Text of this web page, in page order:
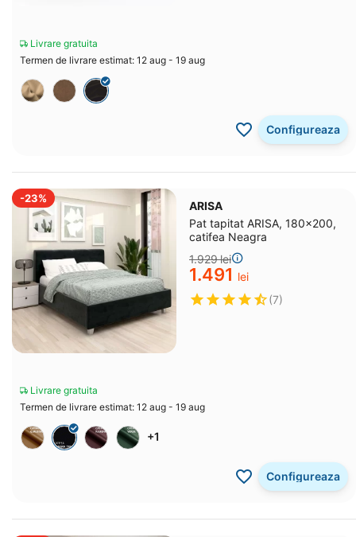
Livrare gratuita
Termen de livrare estimat: 12 aug - 19 aug
Configureaza
-23%
ARISA
Pat tapitat ARISA, 180x200,
catifea Neagra
1.929lei
1.491 lei
(7)
Livrare gratuita
Termen de livrare estimat: 12 aug - 19 aug
+1
Configureaza